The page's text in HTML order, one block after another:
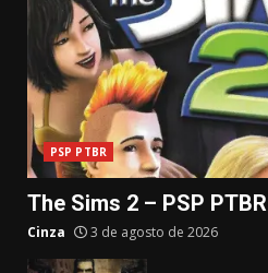
PSP PTBR
The Sims 2 – PSP PTBR
Cinza 3 de agosto de 2026